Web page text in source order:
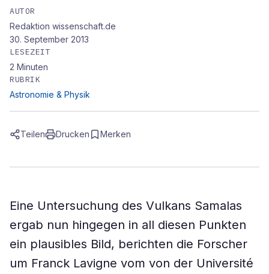
AUTOR
Redaktion wissenschaft.de
30. September 2013
LESEZEIT
2 Minuten
RUBRIK
Astronomie & Physik
Teilen Drucken Merken
Eine Untersuchung des Vulkans Samalas
ergab nun hingegen in all diesen Punkten
ein plausibles Bild, berichten die Forscher
um Franck Lavigne vom von der Université